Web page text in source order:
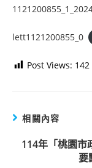
lett1121200855_0
Post Views: 142
相關內容
114年「桃園市
要